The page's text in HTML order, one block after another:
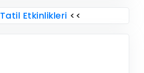
Tatil Etkinlikleri <<